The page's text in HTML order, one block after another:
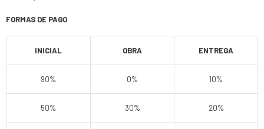
FORMAS DE PAGO
INICIAL OBRA ENTREGA
90% 0% 10%
50% 30% 20%